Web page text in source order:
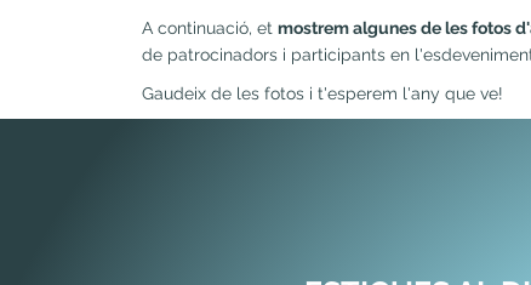
A continuació, et mostrem algunes de les fotos
de patrocinadors i participants en
Gaudeix de les fotos i t'esperem l'any que ve!